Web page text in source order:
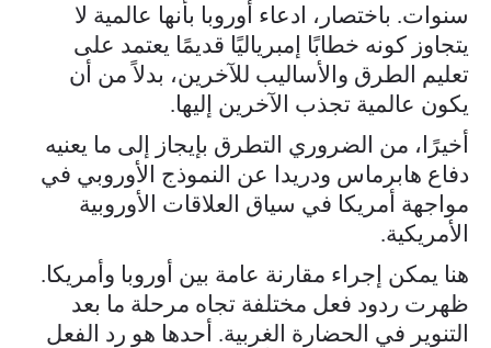
سنوات. باختصار، ادعاء أوروبا بأنها عالمية لا
يتجاوز كونه خطابًا إمبرياليًا قديمًا يعتمد على
تعليم الطرق والأساليب للآخرين، بدلاً من أن
يكون عالمية تجذب الآخرين إليها.
أخيرًا، من الضروري التطرق بإيجاز إلى ما يعنيه
دفاع هابرماس ودريدا عن النموذج الأوروبي في
مواجهة أمريكا في سياق العلاقات الأوروبية
الأمريكية.
هنا يمكن إجراء مقارنة عامة بين أوروبا وأمريكا.
ظهرت ردود فعل مختلفة تجاه مرحلة ما بعد
التنوير في الحضارة الغربية. أحدها هو رد الفعل